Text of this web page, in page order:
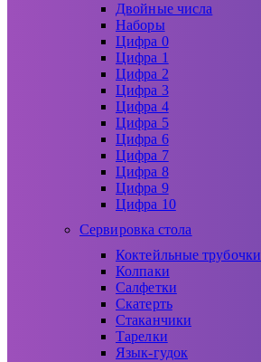
Двойные числа
Наборы
Цифра 0
Цифра 1
Цифра 2
Цифра 3
Цифра 4
Цифра 5
Цифра 6
Цифра 7
Цифра 8
Цифра 9
Цифра 10
Сервировка стола
Коктейльные трубочки
Колпаки
Салфетки
Скатерть
Стаканчики
Тарелки
Язык-гудок